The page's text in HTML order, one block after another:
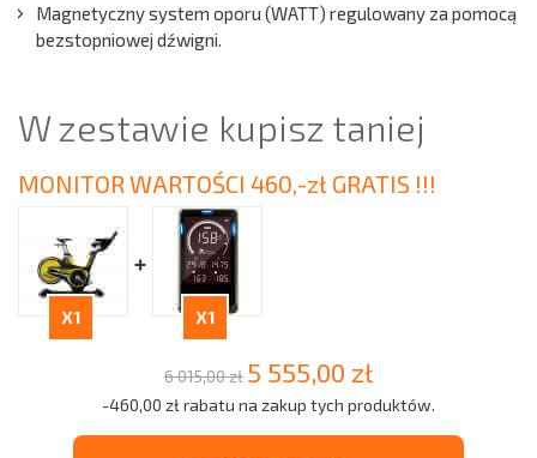
Magnetyczny system oporu (WATT) regulowany za pomocą
bezstopniowej dźwigni.
W zestawie kupisz taniej
MONITOR WARTOŚCI 460,-zł GRATIS !!!
X1
+
X1
6 015,00 zł 5 555,00 zł
-460,00 zł rabatu na zakup tych produktów.